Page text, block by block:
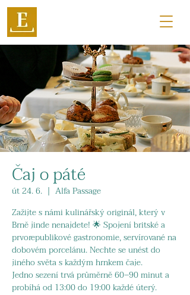
Čaj o páté
út 24. 6.
  |
Alfa Passage
Zažijte s námi kulinářský originál, který v
Brně jinde nenajdete! 🌟 Spojení britské a
prvorepublikové gastronomie, servírované na
dobovém porcelánu. Nechte se unést do
jiného světa s každým hrnkem čaje.
Jedno sezení trvá průměrně 60–90 minut a
probíhá od 13:00 do 19:00 každé úterý.